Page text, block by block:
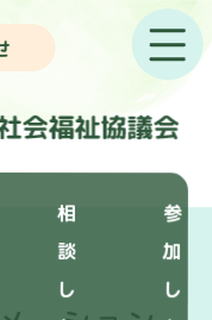
相
談
し
参
加
し